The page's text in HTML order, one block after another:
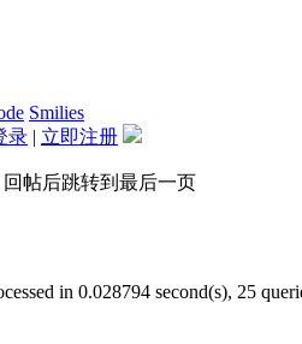
Smilies
录 | 立即注册
回帖后跳转到最后一页
in 0.028794 second(s), 25